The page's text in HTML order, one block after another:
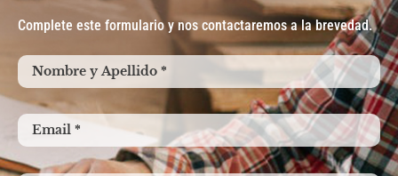
Complete este formulario y nos contactaremos a la brevedad.